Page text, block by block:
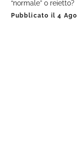
“normale” o reietto?
Pubblicato il4